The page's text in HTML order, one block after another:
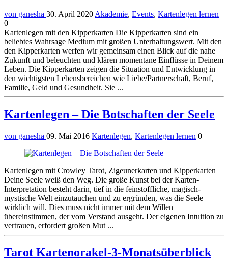
von ganesha 30. April 2020Akademie, Events, Kartenlegen lernen
0
Kartenlegen mit den Kipperkarten Die Kipperkarten sind ein
beliebtes Wahrsage Medium mit großen Unterhaltungswert. Mit den
den Kipperkarten werfen wir gemeinsam einen Blick auf die nahe
Zukunft und beleuchten und klären momentane Einflüsse in Deinem
Leben. Die Kipperkarten zeigen die Situation und Entwicklung in
den wichtigsten Lebensbereichen wie Liebe/Partnerschaft, Beruf,
Familie, Geld und Gesundheit. Sie ...
Kartenlegen – Die Botschaften der Seele
von ganesha 09. Mai 2016 Kartenlegen, Kartenlegen lernen 0
Kartenlegen mit Crowley Tarot, Zigeunerkarten und Kipperkarten
Deine Seele weiß den Weg. Die große Kunst bei der Karten-
Interpretation besteht darin, tief in die feinstoffliche, magisch-
mystische Welt einzutauchen und zu ergründen, was die Seele
wirklich will. Dies muss nicht immer mit dem Willen
übereinstimmen, der vom Verstand ausgeht. Der eigenen Intuition zu
vertrauen, erfordert großen Mut ...
Tarot Kartenorakel-3-Monatsüberblick